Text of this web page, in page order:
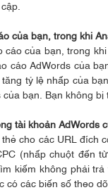
của bạn, trong khi
của bạn, trong
cáo AdWords của
tỷ lệ nhấp của
bạn. Bạn không
tài khoản AdWords
cho các URL đích
(nhấp chuột đến
kiếm không phải
các biến số theo